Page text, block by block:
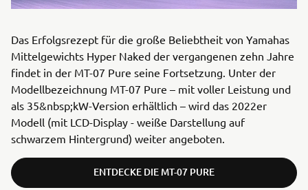
Das Erfolgsrezept für die große Beliebtheit von Yamahas
Mittelgewichts Hyper Naked der vergangenen zehn Jahre
findet in der MT-07 Pure seine Fortsetzung. Unter der
Modellbezeichnung MT-07 Pure – mit voller Leistung und
als 35&nbsp;kW-Version erhältlich – wird das 2022er
Modell (mit LCD-Display - weiße Darstellung auf
schwarzem Hintergrund) weiter angeboten.
ENTDECKE DIE MT-07 PURE